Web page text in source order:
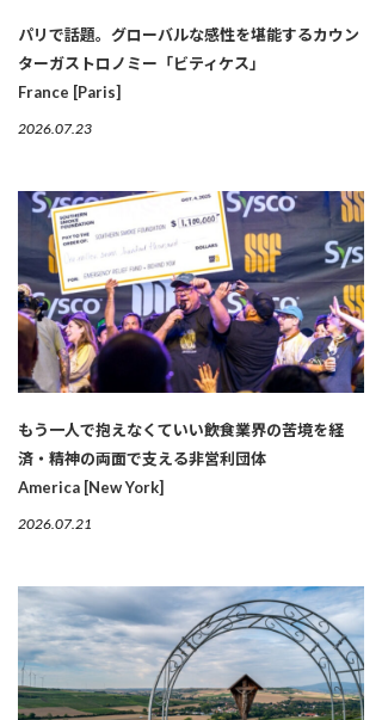
パリで話題。グローバルな感性を堪能するカウン
ターガストロノミー「ビティケス」
France [Paris]
2026.07.23
もう一人で抱えなくていい――飲食業界の苦境を経
済・精神の両面で支える非営利団体
America [New York]
2026.07.21